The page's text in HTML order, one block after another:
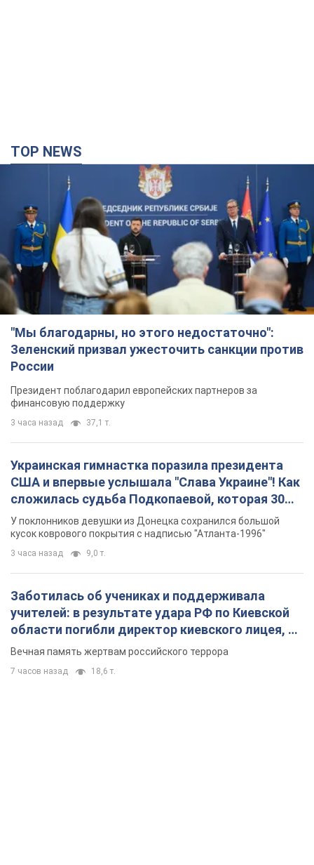
TOP NEWS
"Мы благодарны, но этого недостаточно":
Зеленский призвал ужесточить санкции против
России
Президент поблагодарил европейских партнеров за
финансовую поддержку
3 часа назад 37,1 т.
Украинская гимнастка поразила президента
США и впервые услышала "Слава Украине"! Как
сложилась судьба Подкопаевой, которая 30
лет назад завоевала "золото" Олимпиады
У поклонников девушки из Донецка сохранился большой
кусок коврового покрытия с надписью "Атланта-1996"
3 часа назад 9,0 т.
Заботилась об учениках и поддерживала
учителей: в результате удара РФ по Киевской
области погибли директор киевского лицея, её
муж и внук
Вечная память жертвам российского террора
7 часов назад 18,6 т.